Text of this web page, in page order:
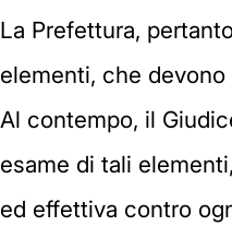
La Prefettura,
elementi, che
Al contempo, il
esame di tali
ed effettiva contro